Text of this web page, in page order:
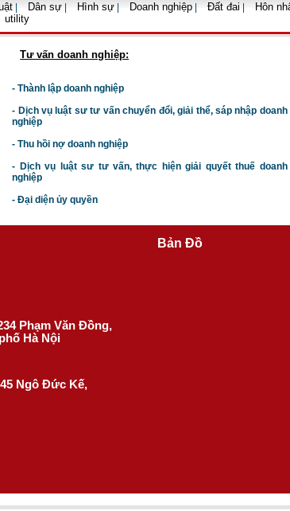
Dân sự Hình sự Doanh nghiệp Đất đai Hôn
utility
Tư vấn doanh nghiệp:
- Thành lập doanh nghiệp
- Dịch vụ luật sư tư vấn chuyển đổi, giải thể, sáp nhập doanh
nghiệp
- Thu hồi nợ doanh nghiệp
- Dịch vụ luật sư tư vấn, thực hiện giải quyết thuế doanh
nghiệp
- Đại diện ủy quyền
Phạm Văn Đồng,
Hà Nội
Ngô Đức Kế,
Bản Đồ